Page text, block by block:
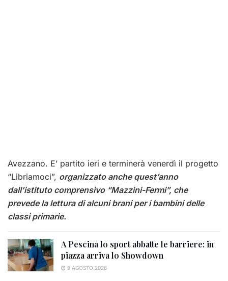
Avezzano. E’ partito ieri e terminerà venerdì il progetto
“Libriamoci”, organizzato anche quest’anno
dall’istituto comprensivo “Mazzini-Fermi”, che
prevede la lettura di alcuni brani per i bambini delle
classi primarie.
A Pescina lo sport abbatte le barriere: in
piazza arriva lo Showdown
9 AGOSTO 2026